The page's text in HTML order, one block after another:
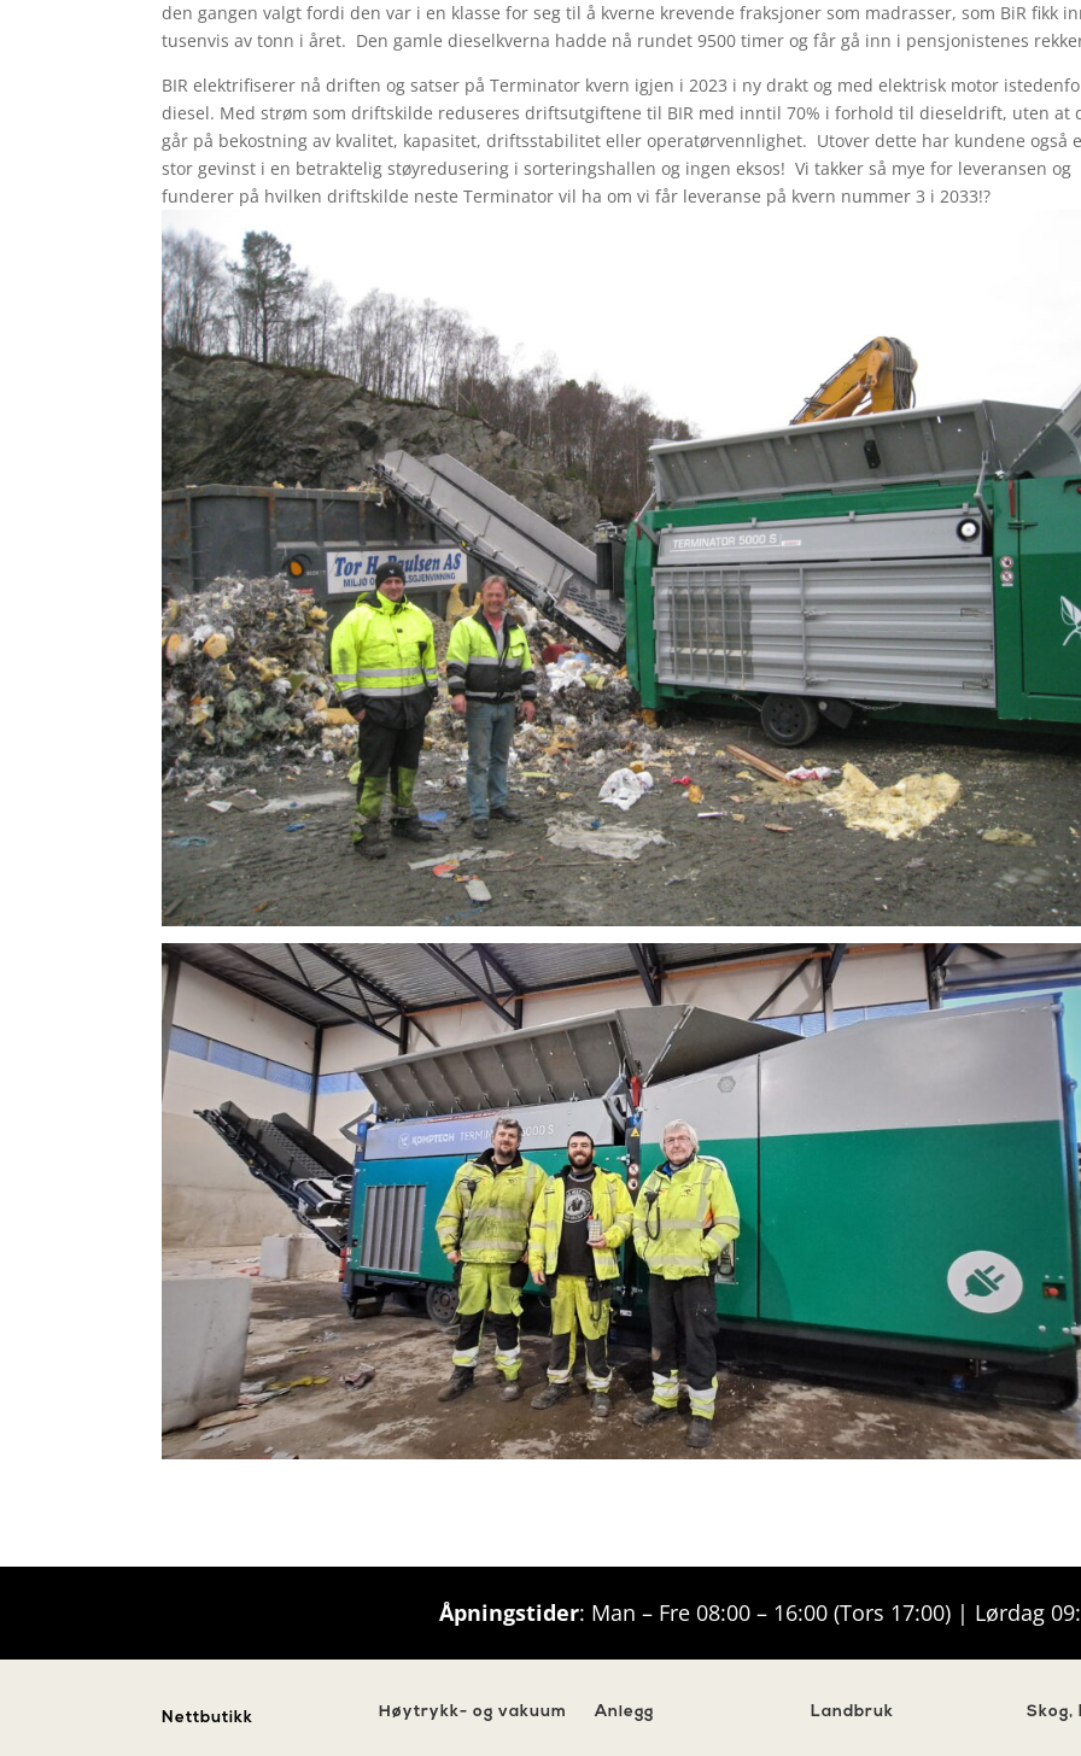
den gangen valgt fordi den var i en klasse for seg til å kverne krevende fraksjoner som madrasser, som BiR fikk
tusenvis av tonn i året. Den gamle dieselkverna hadde nå rundet 9500 timer og får gå inn i pensjonistenes
BIR elektrifiserer nå driften og satser på Terminator kvern igjen i 2023 i ny drakt og med elektrisk motor
diesel. Med strøm som driftskilde reduseres driftsutgiftene til BIR med inntil 70% i forhold til dieseldrift, uten at
går på bekostning av kvalitet, kapasitet, driftsstabilitet eller operatørvennlighet. Utover dette har kundene også
stor gevinst i en betraktelig støyredusering i sorteringshallen og ingen eksos! Vi takker så mye for leveransen og
funderer på hvilken driftskilde neste Terminator vil ha om vi får leveranse på kvern nummer 3 i 2033!?
Åpningstider: Man – Fre 08:00 – 16:00 (Tors 17:00) | Lørdag
Nettbutikk Høytrykk- og vakuum Anlegg Landbruk Skog,